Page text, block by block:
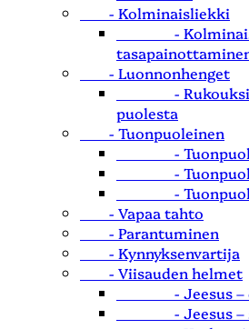
- Kolminaisliekki
-
- Luonnonhenget
- Rukouksia
puolesta
- Tuonpuoleinen
-
-
-
- Vapaa tahto
- Parantuminen
- Kynnyksenvartija
- Viisauden helmet
- Jeesus –
- Jeesus –